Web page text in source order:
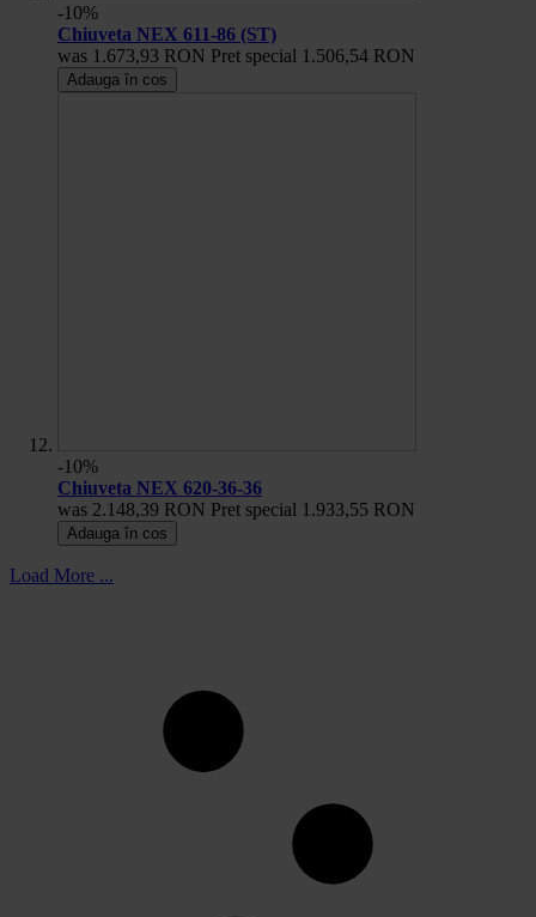
-10%
Chiuveta NEX 611-86 (ST)
was 1.673,93 RON Pret special 1.506,54 RON
Adauga în cos
-10%
Chiuveta NEX 620-36-36
was 2.148,39 RON Pret special 1.933,55 RON
Adauga în cos
Load More ...